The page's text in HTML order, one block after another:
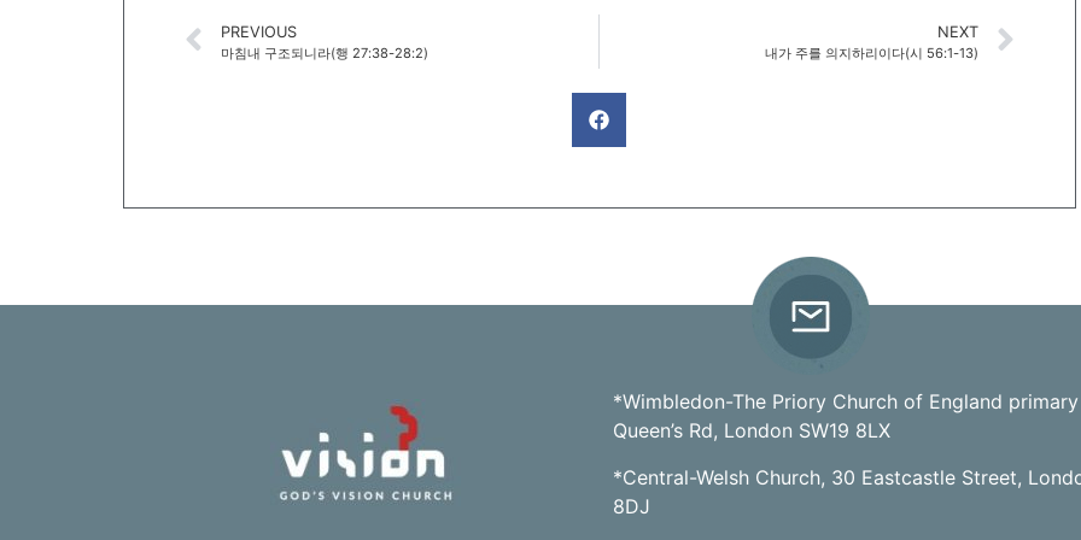
PREVIOUS
마침내 구조되니라(행 27:38-28:2)
NEXT
내가 주를 의지하리이다(시 56:1-13)
*Wimbledon-The Priory Church of England
Queen’s Rd, London SW19 8LX
*Central-Welsh Church, 30 Eastcastle Street,
8DJ